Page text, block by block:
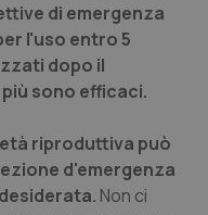
di emergenza
l'uso entro 5
dopo il
sono efficaci.
riproduttiva può
d'emergenza
Non ci